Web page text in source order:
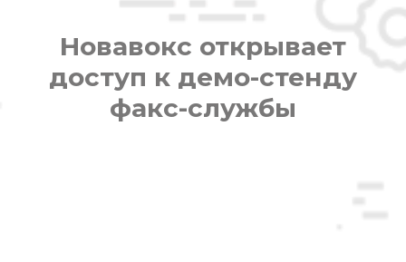
Новавокс открывает
доступ к демо-стенду
факс-службы